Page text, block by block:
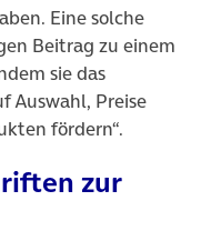
Eine solche
Beitrag zu einem
sie das
Auswahl, Preise
fördern“.
zur